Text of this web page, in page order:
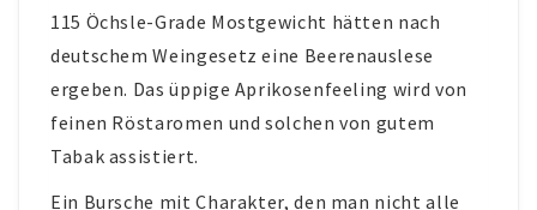
115 Öchsle-Grade Mostgewicht hätten nach
deutschem Weingesetz eine Beerenauslese
ergeben. Das üppige Aprikosenfeeling wird von
feinen Röstaromen und solchen von gutem
Tabak assistiert.
Ein Bursche mit Charakter, den man nicht alle